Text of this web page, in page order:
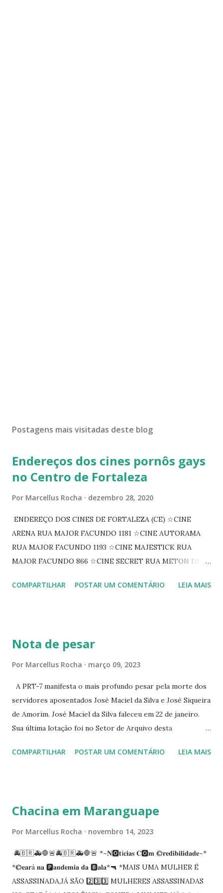
Postagens mais visitadas deste blog
Endereços dos cines pornôs gays
no Centro de Fortaleza
Por Marcellus Rocha dezembro 28, 2020
ENDEREÇO DOS CINES DE FORTALEZA (CE) ☆CINE
ARENA RUA MAJOR FACUNDO 1181 ☆CINE AUTORAMA
RUA MAJOR FACUNDO 1193 ☆CINE MAJESTICK RUA
MAJOR FACUNDO 866 ☆CINE SECRET RUA METON DE
PEIXOTO 1307 ☆CINE IRIS RUA FLORIANO PEIXOTO 1206
☆CINE VIP CLUBE RUA 24 DE MAIO 825 ☆CINE ECLIPSE
COMPARTILHAR POSTAR UM COMENTÁRIO LEIA MAIS
Nota de pesar
Por Marcellus Rocha março 09, 2023
A PRT-7 manifesta o mais profundo pesar pela morte dos
servidores aposentados José Maciel da Silva e José Siqueira
de Amorim. José Maciel da Silva faleceu em 22 de janeiro.
Sua última lotação foi no Setor de Arquivo desta
Siqueira Amorim faleceu em 28 de fevereiro e encerrou a
enquanto atuaram nesta instituição.
COMPARTILHAR POSTAR UM COMENTÁRIO LEIA MAIS
Chacina em Maranguape
Por Marcellus Rocha novembro 14, 2023
🚔🇧🇷🚑🛑🚨🚔🇧🇷🚑🛑🚨 *~𝐍🅾️𝐭í𝐜𝐢𝐚𝐬 𝐂🅾️𝐦 ©️𝐫𝐞𝐝𝐢𝐛𝐢𝐥𝐢𝐝𝐚𝐝𝐞~*
*©️𝐞𝐚𝐫á 𝐧𝐚 🅿️𝐚𝐧𝐝𝐞𝐦𝐢𝐚 𝐝𝐚 🅱️𝐚𝐥𝐚*🔫 *MAIS UMA MULHER É
ASSASSINADA,JÁ SÃO 2️⃣3️⃣3️⃣ MULHERES ASSASSINADAS